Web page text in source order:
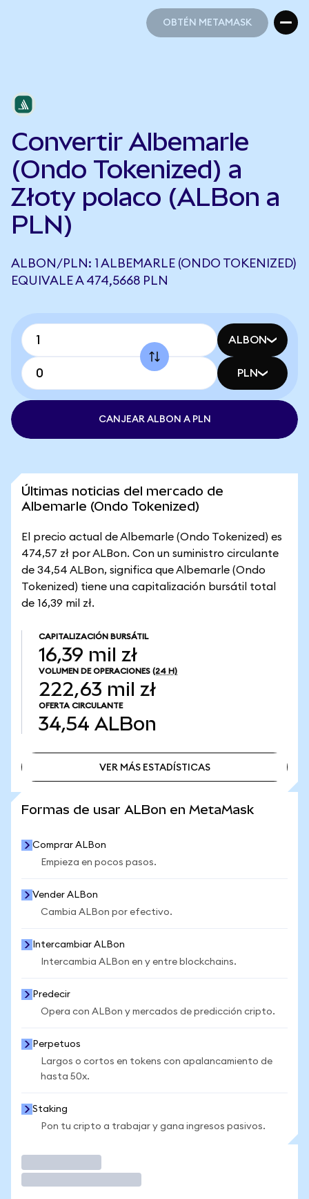
OBTÉN METAMASK
Convertir Albemarle
(Ondo Tokenized) a
Złoty polaco (ALBon a
PLN)
ALBON/PLN: 1 ALBEMARLE (ONDO TOKENIZED)
EQUIVALE A 474,5668 PLN
ALBON
PLN
CANJEAR ALBON A PLN
Últimas noticias del mercado de
Albemarle (Ondo Tokenized)
El precio actual de Albemarle (Ondo Tokenized) es
474,57 zł por ALBon. Con un suministro circulante
de 34,54 ALBon, significa que Albemarle (Ondo
Tokenized) tiene una capitalización bursátil total
de 16,39 mil zł.
CAPITALIZACIÓN BURSÁTIL
16,39 mil zł
VOLUMEN DE OPERACIONES (24 H)
222,63 mil zł
OFERTA CIRCULANTE
34,54 ALBon
VER MÁS ESTADÍSTICAS
Formas de usar ALBon en MetaMask
Comprar ALBon
Empieza en pocos pasos.
Vender ALBon
Cambia ALBon por efectivo.
Intercambiar ALBon
Intercambia ALBon en y entre blockchains.
Predecir
Opera con ALBon y mercados de predicción cripto.
Perpetuos
Largos o cortos en tokens con apalancamiento de
hasta 50x.
Staking
Pon tu cripto a trabajar y gana ingresos pasivos.